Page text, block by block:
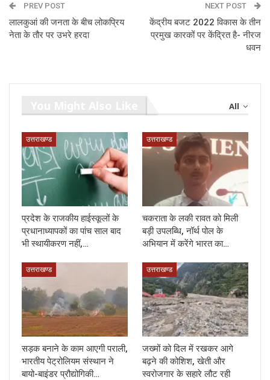
PREV POST
लालकुआं की जनता के बीच लोकप्रिय
नेता के तौर पर उभरे हरदा
NEXT POST
केंद्रीय बजट 2022 विकास के तीन
प्रमुख कारकों पर केंद्रित है- नीरज
धवन
All
उत्तराखण्ड
प्रदेश के राजकीय हाईस्कूलों के
प्रधानाध्यापकों का पांच साल बाद
भी स्थायीकरण नहीं,…
उत्तराखण्ड
चकराता के लकी रावत को मिली
बड़ी उपलब्धि, नॉर्थ पोल के
अभियान में करेंगे भारत का…
उत्तराखण्ड
सड़क बनाने के काम आएगी पराली,
भारतीय पेट्रोलियम संस्थान ने
बायो-बाइंडर प्रौद्योगिकी…
उत्तराखण्ड
जख्मों को दिल में रखकर आगे
बढ़ने की कोशिश, खेती और
स्वरोजगार के सहारे लौट रही